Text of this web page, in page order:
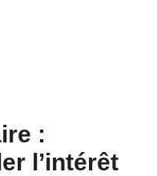
:
l’intérêt
*